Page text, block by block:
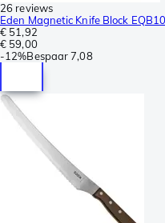
26 reviews
Eden Magnetic Knife Block
€ 51,92
€ 59,00
-12%Bespaar 7,08